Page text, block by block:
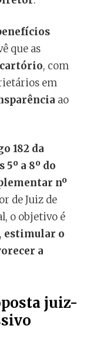
que as
cartório, com
em
ao
182 da
a 8º do
nº
de Juiz de
o objetivo é
, estimular o
a
juiz-